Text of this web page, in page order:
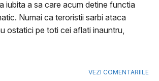
iubita a sa care acum detine functia
Numai ca teroristii sarbi ataca
ostatici pe toti cei aflati inauntru,
VEZI COMENTARIILE